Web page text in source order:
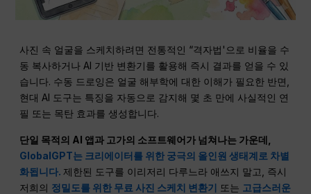
사진 속 얼굴을 스케치하려면 전통적인 “격자법'으로 비율을 수
동 복사하거나 AI 기반 변환기를 활용해 즉시 결과를 얻을 수 있
습니다. 수동 드로잉은 얼굴 해부학에 대한 이해가 필요한 반면,
현대 AI 도구는 특징을 자동으로 감지해 몇 초 만에 사실적인 연
필 또는 목탄 효과를 생성합니다.
단일 목적의 AI 앱과 고가의 소프트웨어가 넘쳐나는 가운데,
GlobalGPT는 크리에이터를 위한 궁극의 올인원 생태계로 차별
화됩니다.제한된 도구를 이리저리 다루느라 애쓰지 말고, 즉시
저희의 정밀도를 위한 무료 사진 스케치 변환기 또는 고급스러운